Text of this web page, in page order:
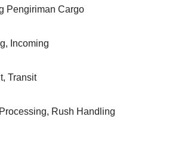
Pengiriman Cargo
Incoming
Transit
Rush Handling